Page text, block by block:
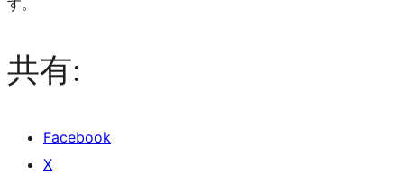
す。
共有:
Facebook
X